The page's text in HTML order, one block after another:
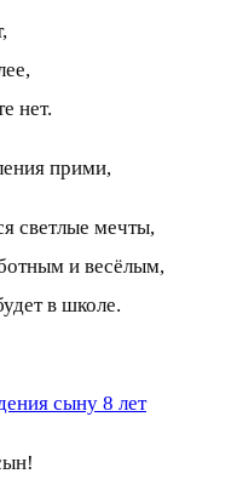
нет.
прими,
светлые мечты,
и весёлым,
в школе.
сыну 8 лет